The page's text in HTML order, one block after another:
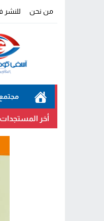
من نحن للنشر
أخر المستجدات
الكبرى للدولة تتجاوز الزمن